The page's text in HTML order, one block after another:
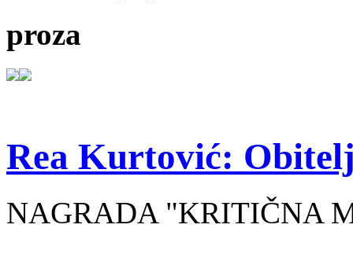
proza
Rea Kurtović:
NAGRADA "KRITIČNA